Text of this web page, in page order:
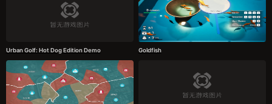
Urban Golf: Hot Dog Edition Demo Goldfish